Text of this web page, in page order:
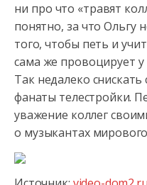
ни про что «травят
понятно, за что Ольгу
того, чтобы петь и
сама же провоцирует
Так недалеко
фанаты телестройки.
уважение коллег
о музыкантах